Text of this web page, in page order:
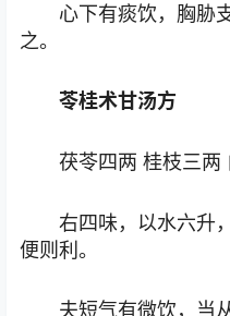
心下有痰饮，胸胁
之。
苓桂术甘汤方
茯苓四两 桂枝三两
右四味，以水六升
便则利。
夫短气有微饮，当